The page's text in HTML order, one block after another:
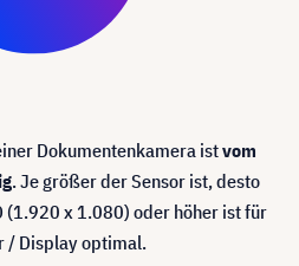
Dokumentenkamera istvom
. Je größer der Sensor ist, desto
(1.920 x 1.080) oder höher ist für
/ Display optimal.